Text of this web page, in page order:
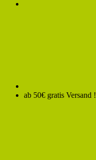
ab 50€ gratis Versand !